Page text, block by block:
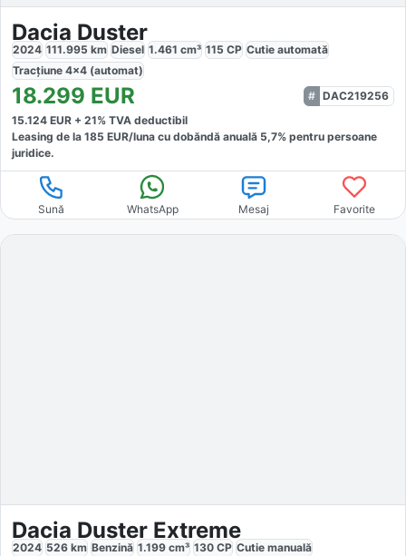
Dacia Duster
2024 111.995 km Diesel 1.461 cm³ 115 CP Cutie automată
Tracțiune 4x4 (automat)
18.299 EUR
DAC219256
15.124 EUR + 21% TVA deductibil
Leasing de la 185 EUR/luna cu dobăndă anuală 5,7% pentru persoane
juridice.
Sună WhatsApp Mesaj Favorite
Dacia Duster Extreme
2024 526 km Benzină 1.199 cm³ 130 CP Cutie manuală